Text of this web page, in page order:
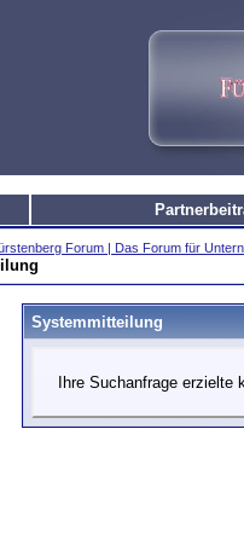
Forum | Das Forum für
Systemmitteilung
Ihre Suchanfrage